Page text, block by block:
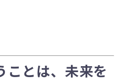
ことは、未来を